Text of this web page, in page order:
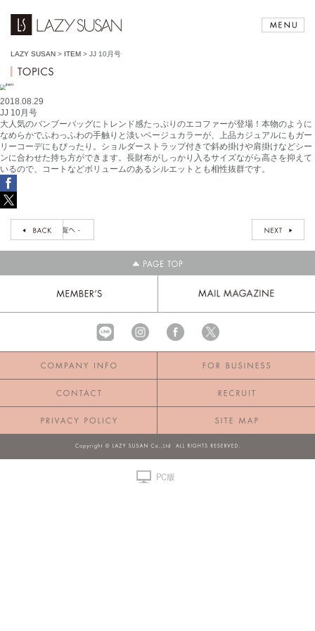
LAZY SUSAN > ITEM > JJ 10月号
2018.08.29
JJ 10月号
大人気のバンブーバッグにトレンド感たっぷりのエコファーが登場！本物のように
なめらかでふわっふわの手触りと淡いベージュカラーが、上品カジュアルにもガー
リーコーデにもぴったり。ショルダーストラップ付きで斜め掛けや肩掛けなどシー
ンに合わせた持ち方ができます。長財布がしっかり入るサイズながら高さを抑えて
いるので、コートなどボリュームのあるシルエットとも相性抜群です。